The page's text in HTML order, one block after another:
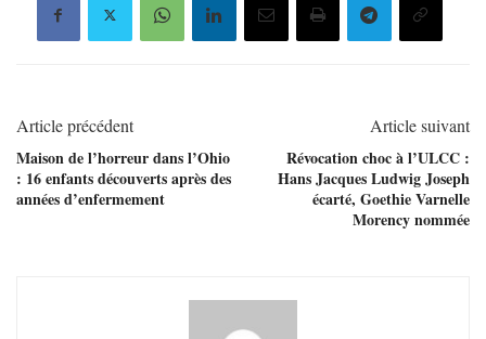
Article précédent
Maison de l’horreur dans l’Ohio
: 16 enfants découverts après des
années d’enfermement
Article suivant
Révocation choc à l’ULCC :
Hans Jacques Ludwig Joseph
écarté, Goethie Varnelle
Morency nommée